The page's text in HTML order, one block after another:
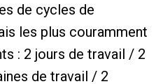
de cycles de
les plus couramment
: 2 jours de travail / 2
de travail / 2